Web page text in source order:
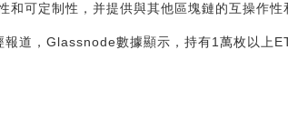
和可定制性，并提供與其他區塊鏈的互操作性
道，Glassnode數據顯示，持有1萬枚以上